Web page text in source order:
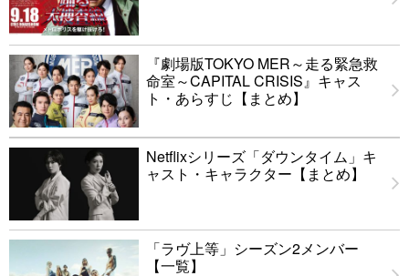
『劇場版TOKYO MER～走る緊急救
命室～CAPITAL CRISIS』キャス
ト・あらすじ【まとめ】
Netflixシリーズ「ダウンタイム」キ
ャスト・キャラクター【まとめ】
「ラヴ上等」シーズン2メンバー
【一覧】